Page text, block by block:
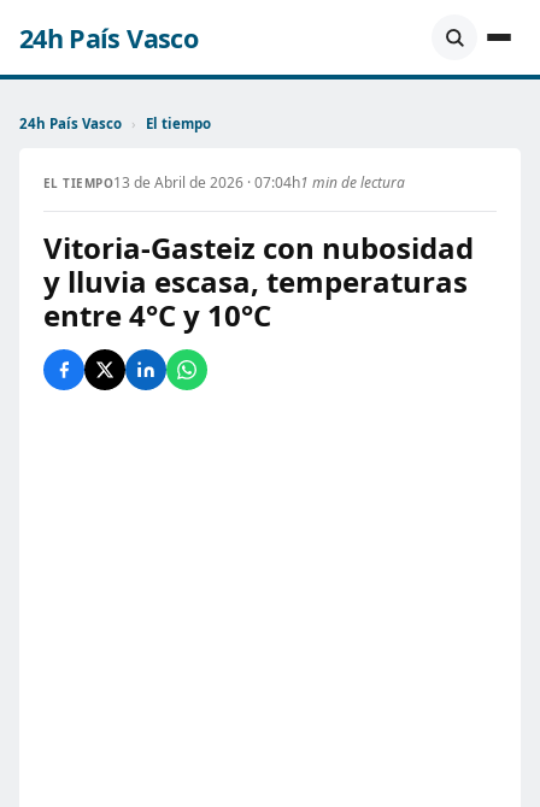
24h País Vasco
24h País Vasco › El tiempo
EL TIEMPO13 de Abril de 2026 · 07:04h1 min de lectura
Vitoria-Gasteiz con nubosidad
y lluvia escasa, temperaturas
entre 4°C y 10°C